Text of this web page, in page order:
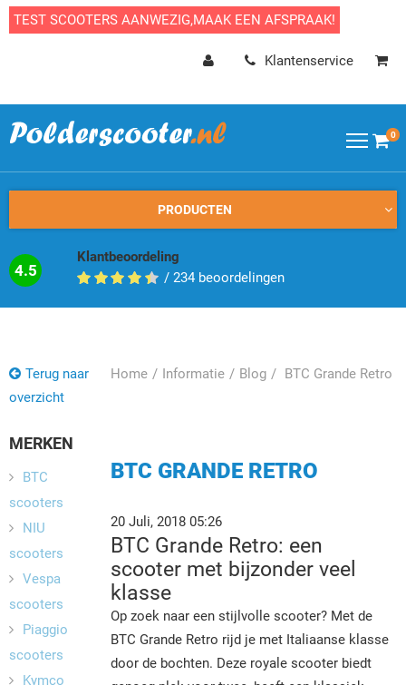
TEST SCOOTERS AANWEZIG,MAAK EEN AFSPRAAK!
Klantenservice
0
PRODUCTEN
4.5
Klantbeoordeling
/ 234 beoordelingen
Terug naar
overzicht
Home Informatie Blog BTC Grande Retro
BTC GRANDE RETRO
20 Juli, 2018 05:26
BTC Grande Retro: een
scooter met bijzonder veel
klasse
Op zoek naar een stijlvolle scooter? Met de
BTC Grande Retro rijd je met Italiaanse klasse
door de bochten. Deze royale scooter biedt
MERKEN
BTC
scooters
NIU
scooters
Vespa
scooters
Piaggio
scooters
Kymco